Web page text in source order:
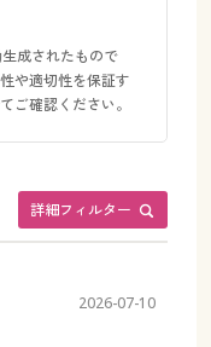
成されたもので
や適切性を保証す
ご確認ください。
詳細フィルター
2026-07-10